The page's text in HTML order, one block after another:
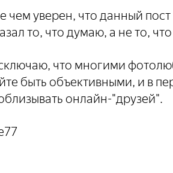
чем уверен, что данный
то, что думаю, а не то,
что многими
быть объективными, и в
онлайн-"друзей".